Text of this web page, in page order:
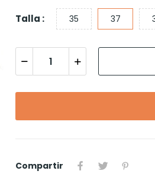
Talla : 35 37
Compartir